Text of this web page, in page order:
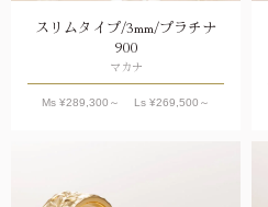
スリムタイプ/3mm/プラチナ
900
マカナ
Ms ¥289,300 ～ Ls ¥269,500 ～